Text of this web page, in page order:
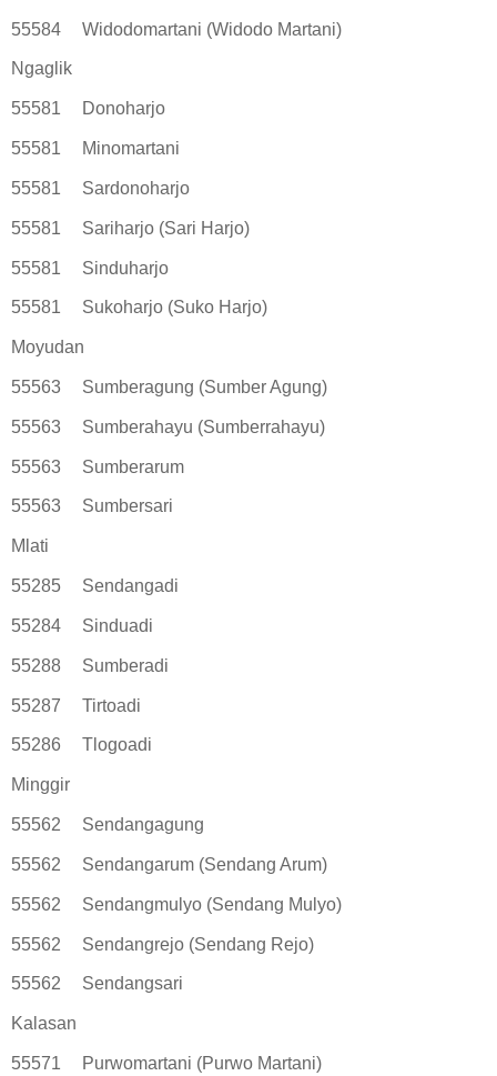
55584 Widodomartani (Widodo Martani)
Ngaglik
55581 Donoharjo
55581 Minomartani
55581 Sardonoharjo
55581 Sariharjo (Sari Harjo)
55581 Sinduharjo
55581 Sukoharjo (Suko Harjo)
Moyudan
55563 Sumberagung (Sumber Agung)
55563 Sumberahayu (Sumberrahayu)
55563 Sumberarum
55563 Sumbersari
Mlati
55285 Sendangadi
55284 Sinduadi
55288 Sumberadi
55287 Tirtoadi
55286 Tlogoadi
Minggir
55562 Sendangagung
55562 Sendangarum (Sendang Arum)
55562 Sendangmulyo (Sendang Mulyo)
55562 Sendangrejo (Sendang Rejo)
55562 Sendangsari
Kalasan
55571 Purwomartani (Purwo Martani)